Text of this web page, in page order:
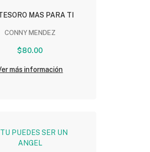
MAS PARA TI
CONNY MENDEZ
$80.00
más información